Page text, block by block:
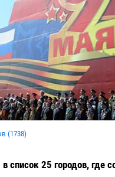
(1738)
список 25 городов, где